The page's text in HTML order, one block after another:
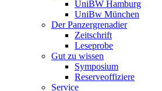
UniBW Hamburg
UniBw München
Der Panzergrenadier
Zeitschrift
Leseprobe
Gut zu wissen
Symposium
Reserveoffiziere
Service